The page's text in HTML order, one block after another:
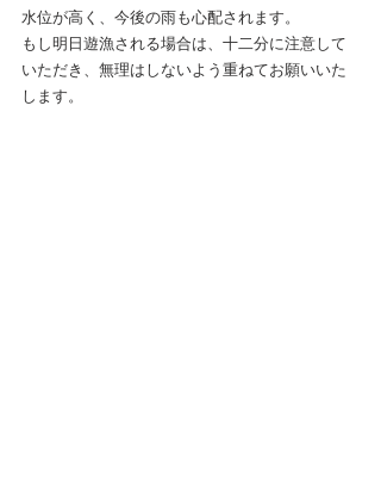
水位が高く、今後の雨も心配されます。
もし明日遊漁される場合は、十二分に注意して
いただき、無理はしないよう重ねてお願いいた
します。